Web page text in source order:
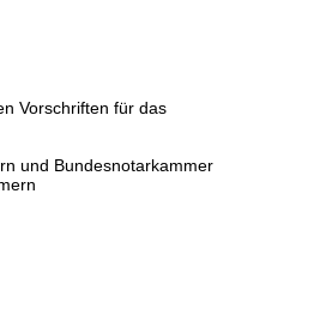
Vorschriften für das
und Bundesnotarkammer